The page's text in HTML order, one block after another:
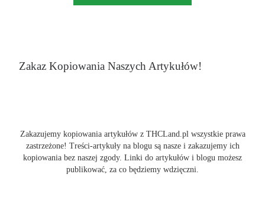
Zakaz Kopiowania Naszych Artykułów!
Zakazujemy kopiowania artykułów z THCLand.pl wszystkie prawa
zastrzeżone! Treści-artykuły na blogu są nasze i zakazujemy ich
kopiowania bez naszej zgody. Linki do artykułów i blogu możesz
publikować, za co będziemy wdzięczni.